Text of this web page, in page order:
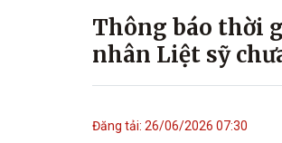
Thông báo thời
nhân Liệt sỹ
Đăng tải: 26/06/2026 07:30